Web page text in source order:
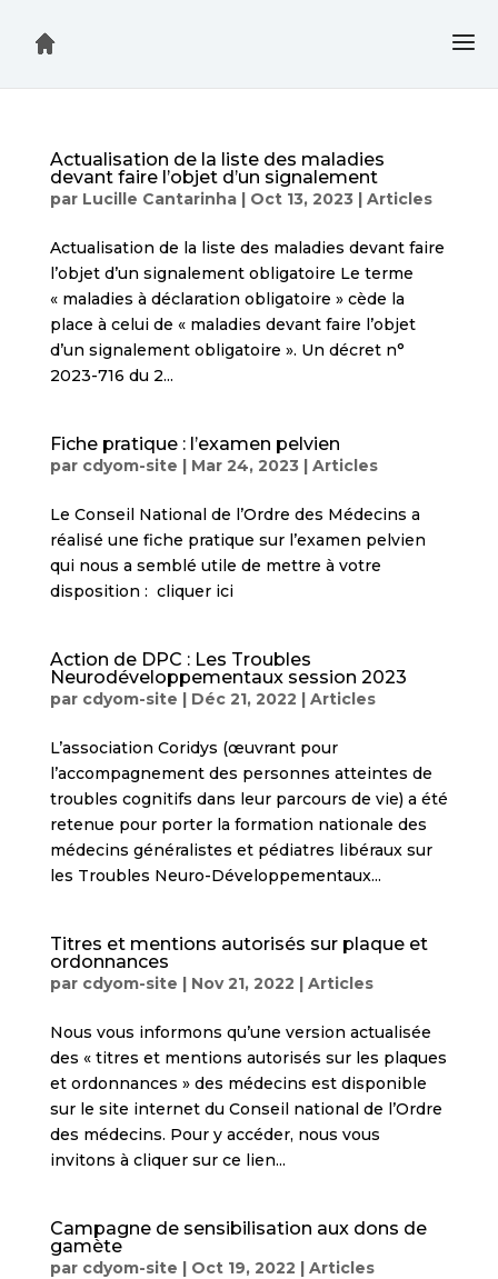
Actualisation de la liste des maladies
devant faire l’objet d’un signalement
par Lucille Cantarinha| Oct 13, 2023 | Articles
Actualisation de la liste des maladies devant faire
l’objet d’un signalement obligatoire Le terme
« maladies à déclaration obligatoire » cède la
place à celui de « maladies devant faire l’objet
d’un signalement obligatoire ». Un décret n°
2023-716 du 2...
Fiche pratique : l’examen pelvien
par cdyom-site | Mar 24, 2023 | Articles
Le Conseil National de l’Ordre des Médecins a
réalisé une fiche pratique sur l’examen pelvien
qui nous a semblé utile de mettre à votre
disposition : cliquer ici
Action de DPC : Les Troubles
Neurodéveloppementaux session 2023
par cdyom-site | Déc 21, 2022 | Articles
L’association Coridys (œuvrant pour
l’accompagnement des personnes atteintes de
troubles cognitifs dans leur parcours de vie) a été
retenue pour porter la formation nationale des
médecins généralistes et pédiatres libéraux sur
les Troubles Neuro-Développementaux...
Titres et mentions autorisés sur plaque et
ordonnances
par cdyom-site | Nov 21, 2022 | Articles
Nous vous informons qu’une version actualisée
des « titres et mentions autorisés sur les plaques
et ordonnances » des médecins est disponible
sur le site internet du Conseil national de l’Ordre
des médecins. Pour y accéder, nous vous
invitons à cliquer sur ce lien...
Campagne de sensibilisation aux dons de
gamète
par cdyom-site | Oct 19, 2022 | Articles